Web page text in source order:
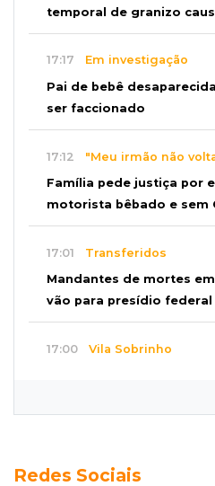
temporal de granizo
17:17 Em investigação
Pai de bebê
ser faccionado
17:12 "Meu irmão não
Família pede justiça por
motorista bêbado e sem
17:01 Transferidos
Mandantes de mortes
vão para presídio federal
17:00 Vila Sobrinho
Pet shop é recorrente na
Redes Sociais